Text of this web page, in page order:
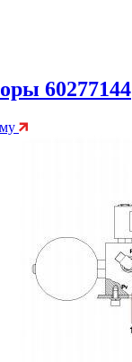
60277144